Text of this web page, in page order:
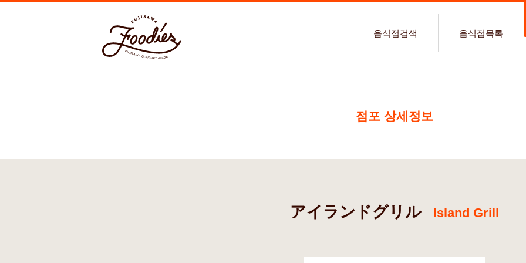
음식점검색
음식점목록
점포 상세정보
アイランドグリル Island Grill